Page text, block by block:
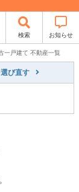
検索 お知らせ
一戸建て 不動産一覧
び直す